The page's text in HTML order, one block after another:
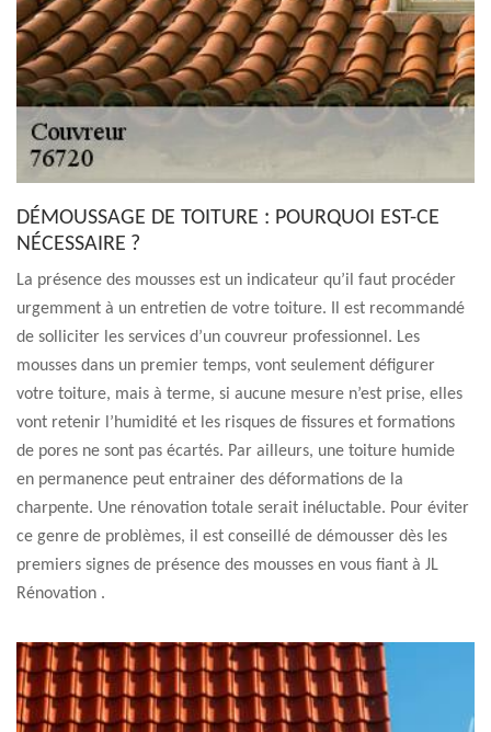
DÉMOUSSAGE DE TOITURE : POURQUOI EST-CE
NÉCESSAIRE ?
La présence des mousses est un indicateur qu’il faut procéder
urgemment à un entretien de votre toiture. Il est recommandé
de solliciter les services d’un couvreur professionnel. Les
mousses dans un premier temps, vont seulement défigurer
votre toiture, mais à terme, si aucune mesure n’est prise, elles
vont retenir l’humidité et les risques de fissures et formations
de pores ne sont pas écartés. Par ailleurs, une toiture humide
en permanence peut entrainer des déformations de la
charpente. Une rénovation totale serait inéluctable. Pour éviter
ce genre de problèmes, il est conseillé de démousser dès les
premiers signes de présence des mousses en vous fiant à JL
Rénovation .